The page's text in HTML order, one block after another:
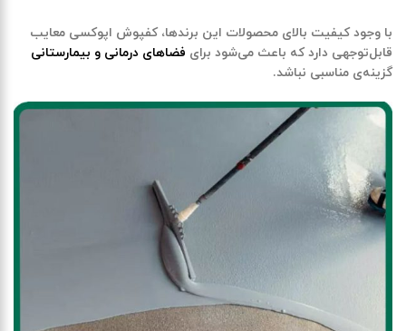
با وجود کیفیت بالای محصولات این برندها،کفپوش اپوکسی معایب
قابل‌توجهی دارد که باعث می‌شود برای فضاهای درمانی و بیمارستانی
گزینه‌ی مناسبی نباشد.